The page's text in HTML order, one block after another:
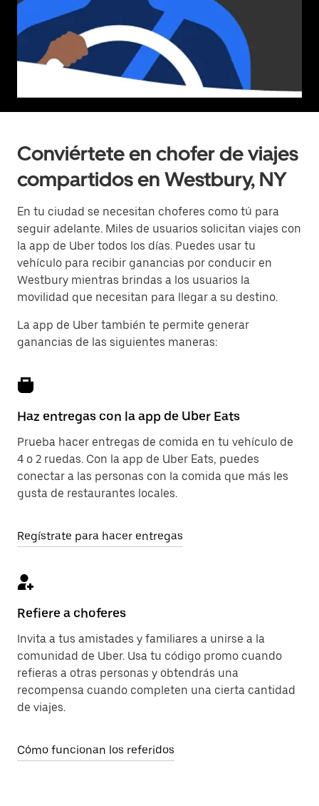
Conviértete en chofer de viajes
compartidos en Westbury, NY
En tu ciudad se necesitan choferes como tú para
seguir adelante. Miles de usuarios solicitan viajes con
la app de Uber todos los días. Puedes usar tu
vehículo para recibir ganancias por conducir en
Westbury mientras brindas a los usuarios la
movilidad que necesitan para llegar a su destino.
La app de Uber también te permite generar
ganancias de las siguientes maneras:
Haz entregas con la app de Uber Eats
Prueba hacer entregas de comida en tu vehículo de
4 o 2 ruedas. Con la app de Uber Eats, puedes
conectar a las personas con la comida que más les
gusta de restaurantes locales.
Regístrate para hacer entregas
Refiere a choferes
Invita a tus amistades y familiares a unirse a la
comunidad de Uber. Usa tu código promo cuando
refieras a otras personas y obtendrás una
recompensa cuando completen una cierta cantidad
de viajes.
Cómo funcionan los referidos